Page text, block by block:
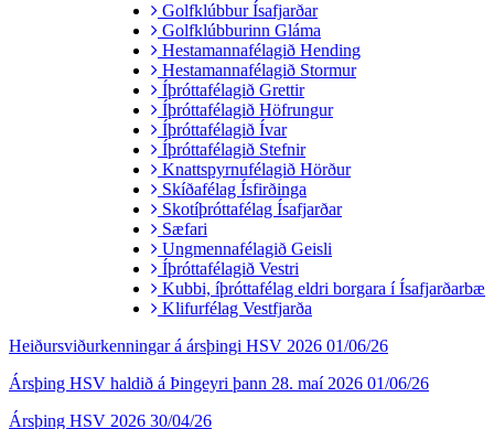
Golfklúbbur Ísafjarðar
Golfklúbburinn Gláma
Hestamannafélagið Hending
Hestamannafélagið Stormur
Íþróttafélagið Grettir
Íþróttafélagið Höfrungur
Íþróttafélagið Ívar
Íþróttafélagið Stefnir
Knattspyrnufélagið Hörður
Skíðafélag Ísfirðinga
Skotíþróttafélag Ísafjarðar
Sæfari
Ungmennafélagið Geisli
Íþróttafélagið Vestri
Kubbi, íþróttafélag eldri borgara í Ísafjarðarbæ
Klifurfélag Vestfjarða
Heiðursviðurkenningar á ársþingi HSV 2026 01/06/26
Ársþing HSV haldið á Þingeyri þann 28. maí 2026 01/06/26
Ársþing HSV 2026 30/04/26